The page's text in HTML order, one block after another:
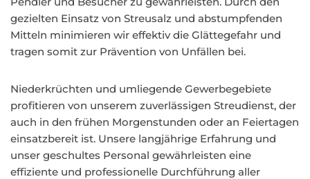
gezielten Einsatz von Streusalz und abstumpfenden
Mitteln minimieren wir effektiv die Glättegefahr und
tragen somit zur Prävention von Unfällen bei.
Niederkrüchten und umliegende Gewerbegebiete
profitieren von unserem zuverlässigen Streudienst, der
auch in den frühen Morgenstunden oder an Feiertagen
einsatzbereit ist. Unsere langjährige Erfahrung und
unser geschultes Personal gewährleisten eine
effiziente und professionelle Durchführung aller